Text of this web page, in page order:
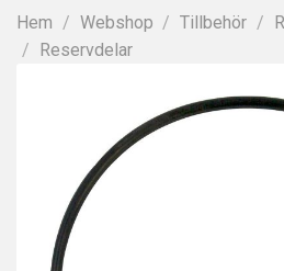
Hem / Webshop / Tillbehör /
/ Reservdelar